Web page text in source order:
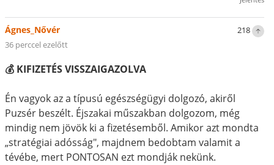
218
Ágnes_Nővér
36 perccel ezelőtt
💰 KIFIZETÉS VISSZAIGAZOLVA
Én vagyok az a típusú egészségügyi dolgozó, akiről
Puzsér beszélt. Éjszakai műszakban dolgozom, még
mindig nem jövök ki a fizetésemből. Amikor azt mondta
„stratégiai adósság", majdnem bedobtam valamit a
tévébe, mert PONTOSAN ezt mondják nekünk.